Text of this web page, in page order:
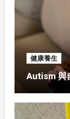
健康養生
Autism 與